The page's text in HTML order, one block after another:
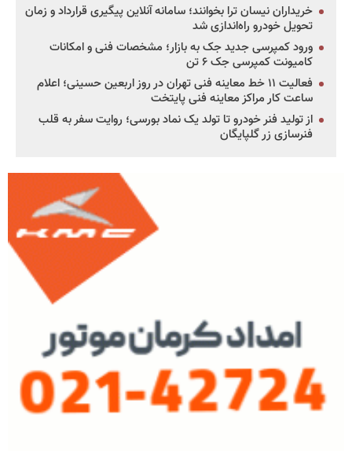
خریداران نیسان ترا بخوانند؛ سامانه آنلاین پیگیری قرارداد و زمان
تحویل خودرو راه‌اندازی شد
ورود کمپرسی جدید جک به بازار؛ مشخصات فنی و امکانات
کامیونت کمپرسی جک ۶ تن
فعالیت ۱۱ خط معاینه فنی تهران در روز اربعین حسینی؛ اعلام
ساعت کار مراکز معاینه فنی پایتخت
از تولید فنر خودرو تا تولد یک نماد بورسی؛ روایت سفر به قلب
فنرسازی زر گلپایگان